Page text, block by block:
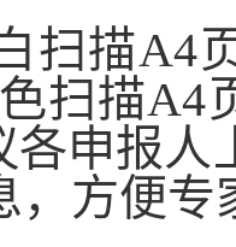
扫描A4
扫描A4
各申报
，方便